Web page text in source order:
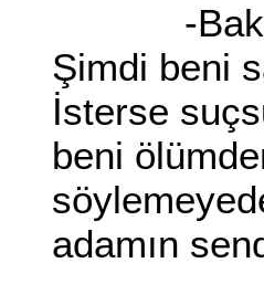
-Bak
Şimdi beni
İsterse
beni
adamın